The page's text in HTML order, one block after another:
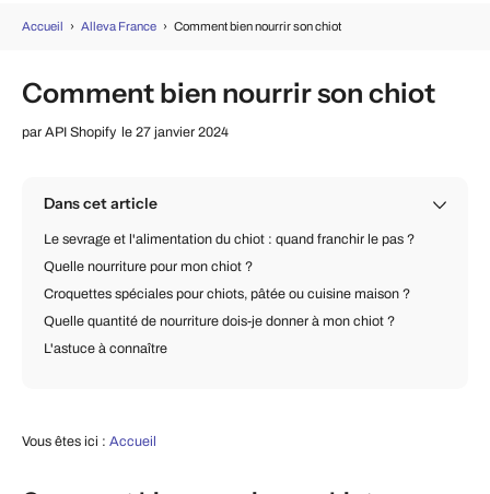
Accueil › Alleva France › Comment bien nourrir son chiot
Comment bien nourrir son chiot
par API Shopify le 27 janvier 2024
Dans cet article
Le sevrage et l'alimentation du chiot : quand franchir le pas ?
Quelle nourriture pour mon chiot ?
Croquettes spéciales pour chiots, pâtée ou cuisine maison ?
Quelle quantité de nourriture dois-je donner à mon chiot ?
L'astuce à connaître
Vous êtes ici : Accueil